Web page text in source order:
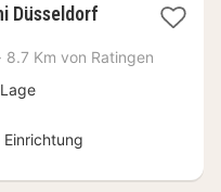
Düsseldorf1
ab
103,20
· 8.7 Km von Ratingen